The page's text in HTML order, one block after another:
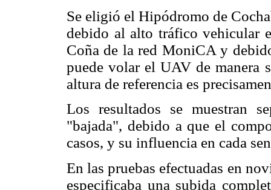
Se eligió el Hipódromo de
debido al alto tráfico vehicular
Coña de la red MoniCA y
puede volar el UAV de manera
altura de referencia es
Los resultados se muestran
"bajada", debido a que el
casos, y su influencia en cada
En las pruebas efectuadas en
especificaba una subida